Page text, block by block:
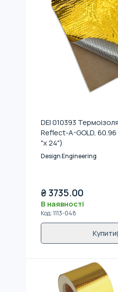
DEI 010393
Reflect-A-GOLD,
"x 24")
Design Engineering
₴3735.00
В наявності
Код:1113-048
Купити